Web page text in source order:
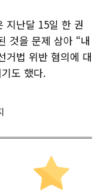
지난달 15일 한 권
것을 문제 삼아 “내
거법 위반 혐의에 대
기도 했다.